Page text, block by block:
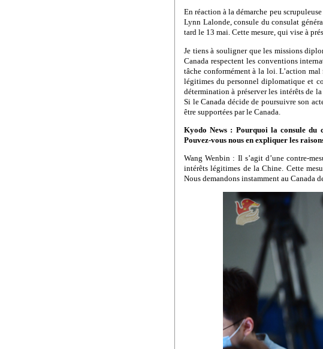
En réaction à la démarche peu
Lynn Lalonde, consule du consulat
tard le 13 mai. Cette mesure, qui vise à
Je tiens à souligner que les missions
Canada respectent les conventions
tâche conformément à la loi. L’action
légitimes du personnel diplomatique et
détermination à préserver les intérêts de
Si le Canada décide de poursuivre son
être supportées par le Canada.
Kyodo News : Pourquoi la consule du
Pouvez-vous nous en expliquer les
Wang Wenbin : Il s’agit d’une contre-
intérêts légitimes de la Chine. Cette
Nous demandons instamment au Canada